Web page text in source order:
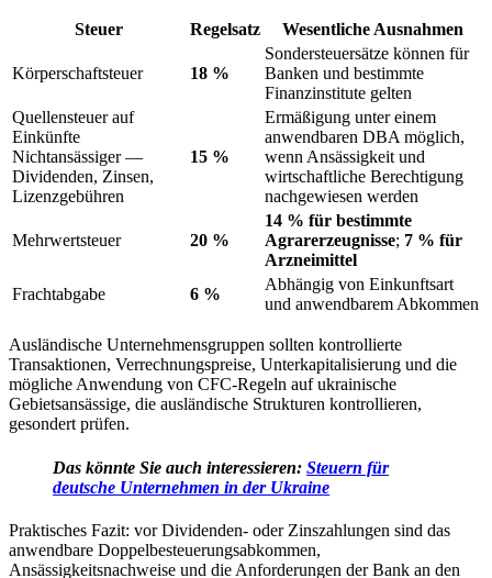
Steuer Regelsatz Wesentliche Ausnahmen
Körperschaftsteuer 18 %
Sondersteuersätze können für
Banken und bestimmte
Finanzinstitute gelten
Quellensteuer auf
Einkünfte
Nichtansässiger —
Dividenden, Zinsen,
Lizenzgebühren
15 %
Ermäßigung unter einem
anwendbaren DBA möglich,
wenn Ansässigkeit und
wirtschaftliche Berechtigung
nachgewiesen werden
Mehrwertsteuer 20 %
14 % für bestimmte
Agrarerzeugnisse; 7 % für
Arzneimittel
Frachtabgabe
6 %
Abhängig von Einkunftsart
und anwendbarem Abkommen
Ausländische Unternehmensgruppen sollten kontrollierte
Transaktionen, Verrechnungspreise, Unterkapitalisierung und die
mögliche Anwendung von CFC-Regeln auf ukrainische
Gebietsansässige, die ausländische Strukturen kontrollieren,
gesondert prüfen.
Das könnte Sie auch interessieren: Steuern für
deutsche Unternehmen in der Ukraine
Praktisches Fazit: vor Dividenden- oder Zinszahlungen sind das
anwendbare Doppelbesteuerungsabkommen,
Ansässigkeitsnachweise und die Anforderungen der Bank an den